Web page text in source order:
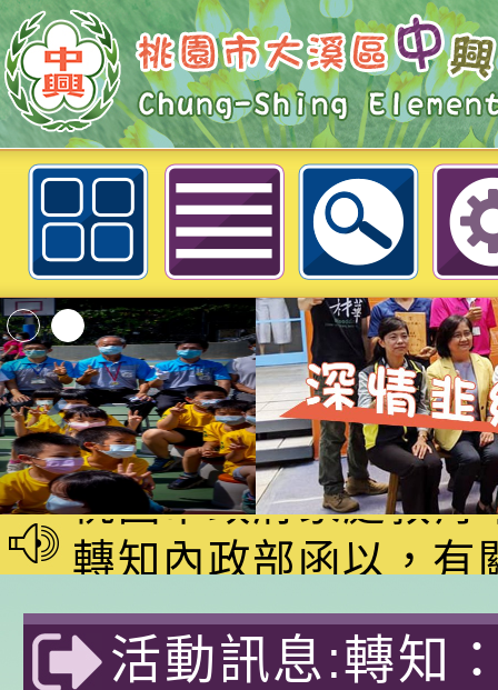
轉知：國立體育大學辦理「111學
承暨體驗營」-桃園市大溪區中興
「2026桃園市孔廟
動—儒門初開 智慧
桃園市政府家庭教育
家8月課程資訊」、
電影營」、「祖孫樂
「愛『原原』不絕-
轉知內政部函以，有
員會函釋公務員留職
赴陸應申請許可一案
中興國民小學115學
期第1次第7-9招代
本校「115學年度國
活動訊息:轉知